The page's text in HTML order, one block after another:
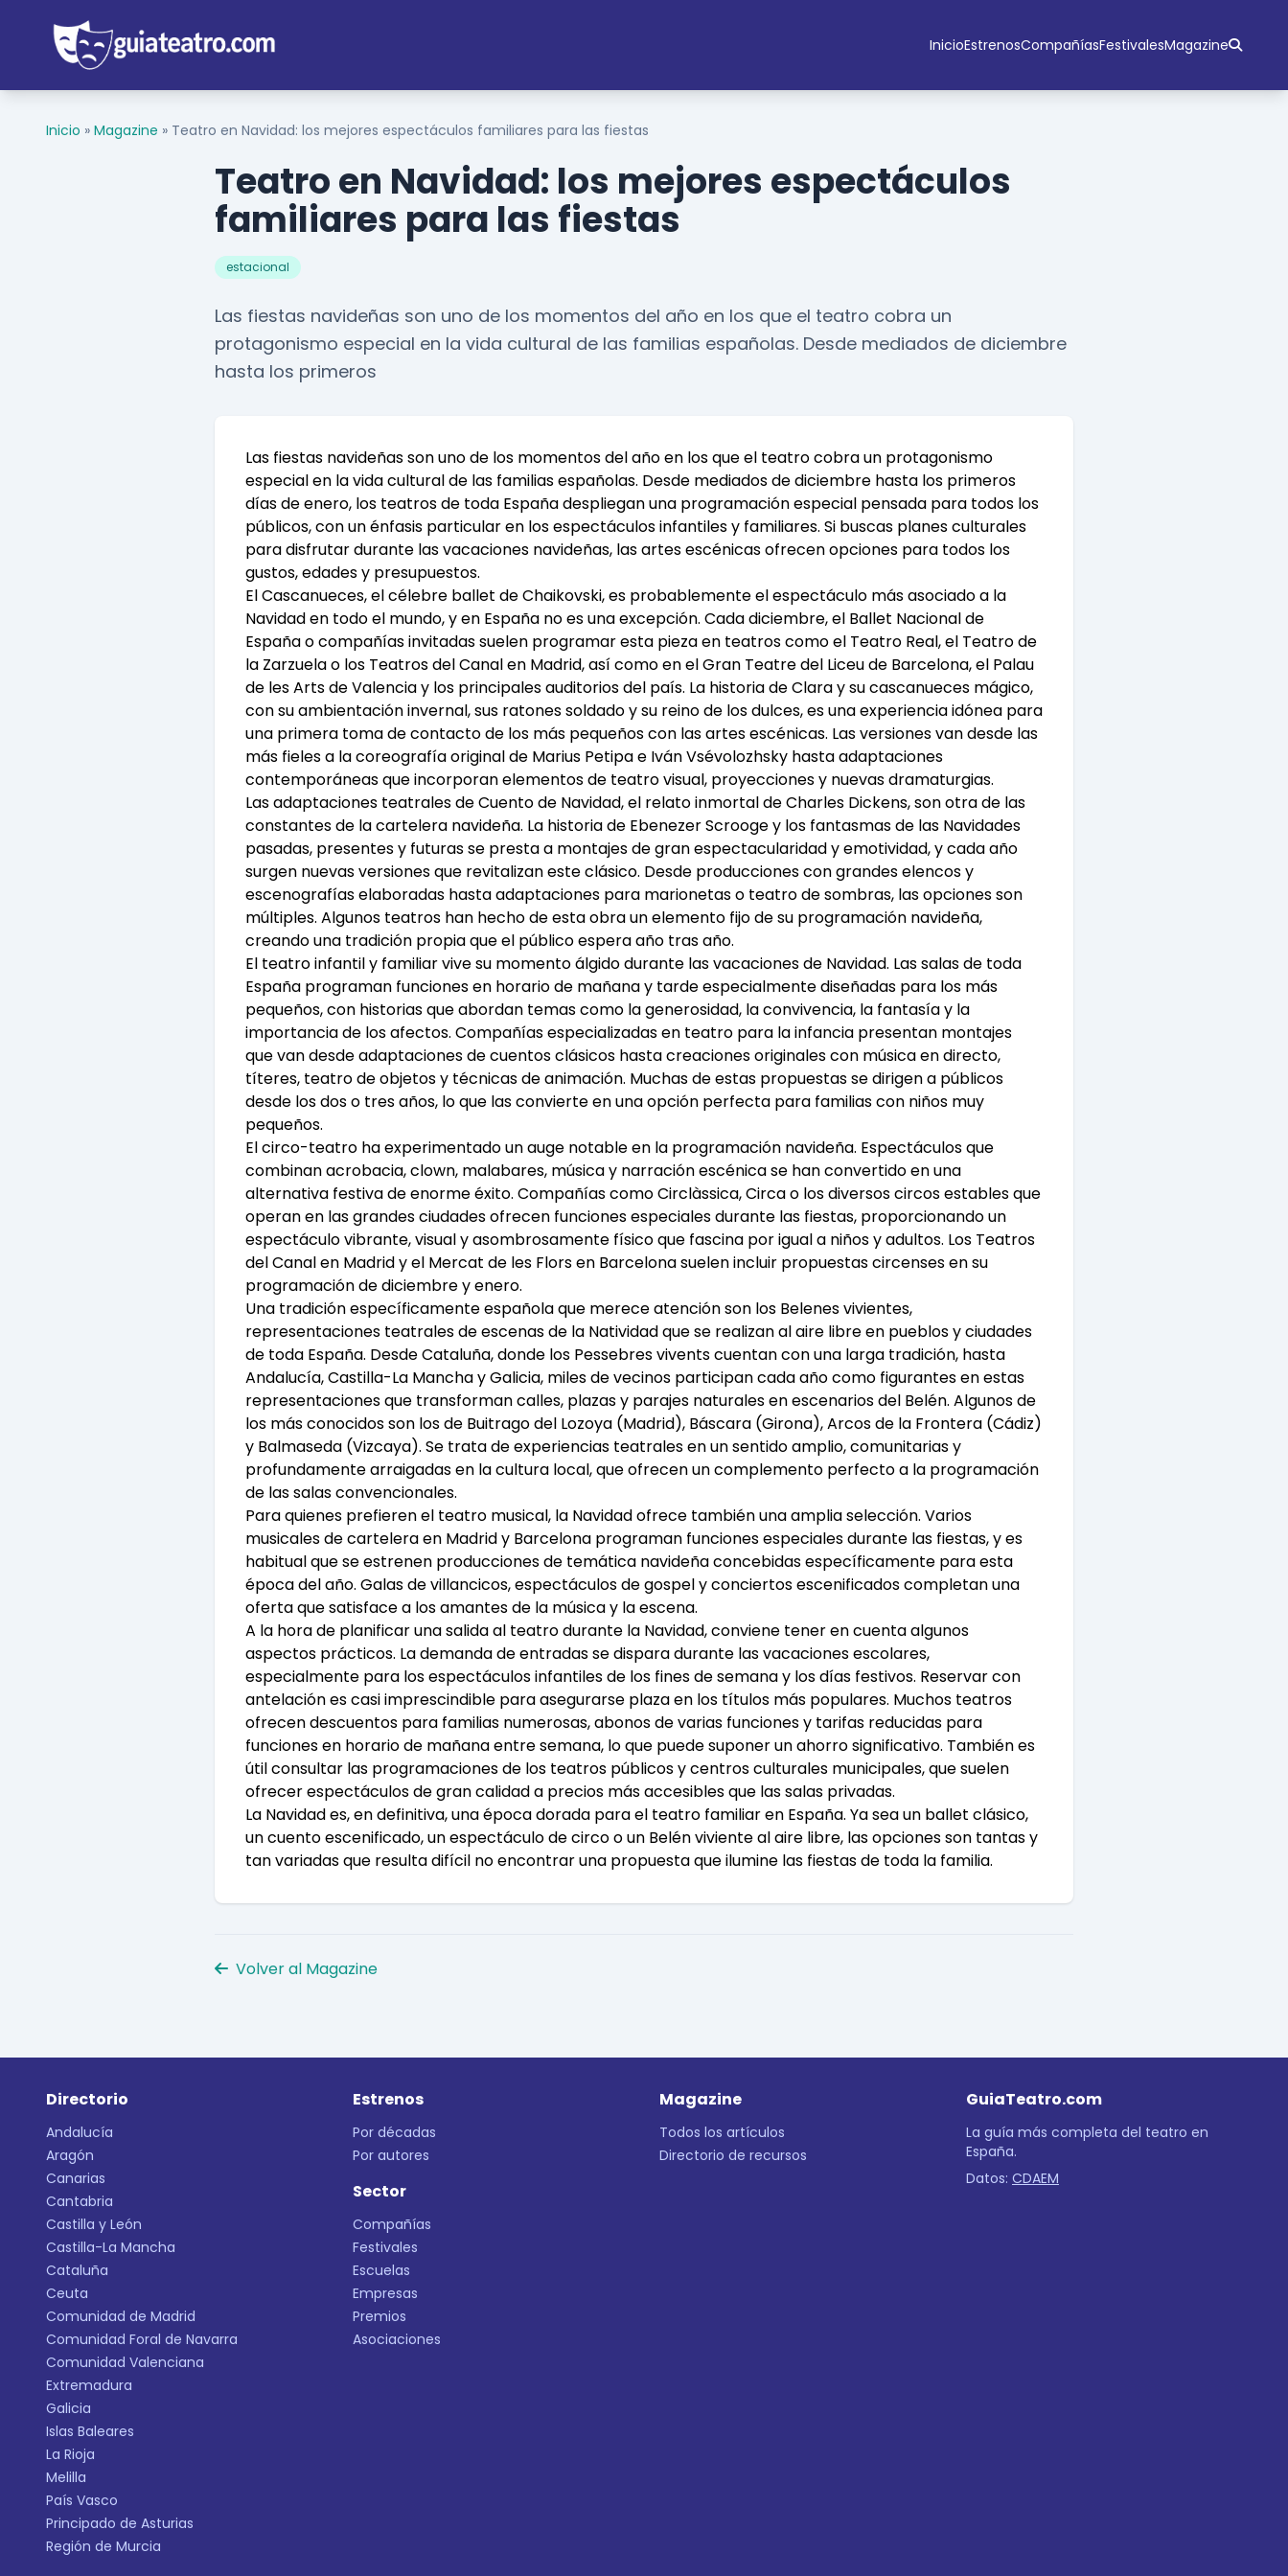
InicioEstrenosCompañíasFestivalesMagazine
Inicio » Magazine » Teatro en Navidad: los mejores espectáculos familiares para las fiestas
Teatro en Navidad: los mejores espectáculos
familiares para las fiestas
estacional
Las fiestas navideñas son uno de los momentos del año en los que el teatro cobra un
protagonismo especial en la vida cultural de las familias españolas. Desde mediados de diciembre
hasta los primeros
Las fiestas navideñas son uno de los momentos del año en los que el teatro cobra un protagonismo
especial en la vida cultural de las familias españolas. Desde mediados de diciembre hasta los primeros
días de enero, los teatros de toda España despliegan una programación especial pensada para todos los
públicos, con un énfasis particular en los espectáculos infantiles y familiares. Si buscas planes culturales
para disfrutar durante las vacaciones navideñas, las artes escénicas ofrecen opciones para todos los
gustos, edades y presupuestos.
El Cascanueces, el célebre ballet de Chaikovski, es probablemente el espectáculo más asociado a la
Navidad en todo el mundo, y en España no es una excepción. Cada diciembre, el Ballet Nacional de
España o compañías invitadas suelen programar esta pieza en teatros como el Teatro Real, el Teatro de
la Zarzuela o los Teatros del Canal en Madrid, así como en el Gran Teatre del Liceu de Barcelona, el Palau
de les Arts de Valencia y los principales auditorios del país. La historia de Clara y su cascanueces mágico,
con su ambientación invernal, sus ratones soldado y su reino de los dulces, es una experiencia idónea para
una primera toma de contacto de los más pequeños con las artes escénicas. Las versiones van desde las
más fieles a la coreografía original de Marius Petipa e Iván Vsévolozhsky hasta adaptaciones
contemporáneas que incorporan elementos de teatro visual, proyecciones y nuevas dramaturgias.
Las adaptaciones teatrales de Cuento de Navidad, el relato inmortal de Charles Dickens, son otra de las
constantes de la cartelera navideña. La historia de Ebenezer Scrooge y los fantasmas de las Navidades
pasadas, presentes y futuras se presta a montajes de gran espectacularidad y emotividad, y cada año
surgen nuevas versiones que revitalizan este clásico. Desde producciones con grandes elencos y
escenografías elaboradas hasta adaptaciones para marionetas o teatro de sombras, las opciones son
múltiples. Algunos teatros han hecho de esta obra un elemento fijo de su programación navideña,
creando una tradición propia que el público espera año tras año.
El teatro infantil y familiar vive su momento álgido durante las vacaciones de Navidad. Las salas de toda
España programan funciones en horario de mañana y tarde especialmente diseñadas para los más
pequeños, con historias que abordan temas como la generosidad, la convivencia, la fantasía y la
importancia de los afectos. Compañías especializadas en teatro para la infancia presentan montajes
que van desde adaptaciones de cuentos clásicos hasta creaciones originales con música en directo,
títeres, teatro de objetos y técnicas de animación. Muchas de estas propuestas se dirigen a públicos
desde los dos o tres años, lo que las convierte en una opción perfecta para familias con niños muy
pequeños.
El circo-teatro ha experimentado un auge notable en la programación navideña. Espectáculos que
combinan acrobacia, clown, malabares, música y narración escénica se han convertido en una
alternativa festiva de enorme éxito. Compañías como Circlàssica, Circa o los diversos circos estables que
operan en las grandes ciudades ofrecen funciones especiales durante las fiestas, proporcionando un
espectáculo vibrante, visual y asombrosamente físico que fascina por igual a niños y adultos. Los Teatros
del Canal en Madrid y el Mercat de les Flors en Barcelona suelen incluir propuestas circenses en su
programación de diciembre y enero.
Una tradición específicamente española que merece atención son los Belenes vivientes,
representaciones teatrales de escenas de la Natividad que se realizan al aire libre en pueblos y ciudades
de toda España. Desde Cataluña, donde los Pessebres vivents cuentan con una larga tradición, hasta
Andalucía, Castilla-La Mancha y Galicia, miles de vecinos participan cada año como figurantes en estas
representaciones que transforman calles, plazas y parajes naturales en escenarios del Belén. Algunos de
los más conocidos son los de Buitrago del Lozoya (Madrid), Báscara (Girona), Arcos de la Frontera (Cádiz)
y Balmaseda (Vizcaya). Se trata de experiencias teatrales en un sentido amplio, comunitarias y
profundamente arraigadas en la cultura local, que ofrecen un complemento perfecto a la programación
de las salas convencionales.
Para quienes prefieren el teatro musical, la Navidad ofrece también una amplia selección. Varios
musicales de cartelera en Madrid y Barcelona programan funciones especiales durante las fiestas, y es
habitual que se estrenen producciones de temática navideña concebidas específicamente para esta
época del año. Galas de villancicos, espectáculos de gospel y conciertos escenificados completan una
oferta que satisface a los amantes de la música y la escena.
A la hora de planificar una salida al teatro durante la Navidad, conviene tener en cuenta algunos
aspectos prácticos. La demanda de entradas se dispara durante las vacaciones escolares,
especialmente para los espectáculos infantiles de los fines de semana y los días festivos. Reservar con
antelación es casi imprescindible para asegurarse plaza en los títulos más populares. Muchos teatros
ofrecen descuentos para familias numerosas, abonos de varias funciones y tarifas reducidas para
funciones en horario de mañana entre semana, lo que puede suponer un ahorro significativo. También es
útil consultar las programaciones de los teatros públicos y centros culturales municipales, que suelen
ofrecer espectáculos de gran calidad a precios más accesibles que las salas privadas.
La Navidad es, en definitiva, una época dorada para el teatro familiar en España. Ya sea un ballet clásico,
un cuento escenificado, un espectáculo de circo o un Belén viviente al aire libre, las opciones son tantas y
tan variadas que resulta difícil no encontrar una propuesta que ilumine las fiestas de toda la familia.
Volver al Magazine
Directorio
Andalucía
Aragón
Canarias
Cantabria
Castilla y León
Castilla-La Mancha
Cataluña
Ceuta
Comunidad de Madrid
Comunidad Foral de Navarra
Comunidad Valenciana
Extremadura
Galicia
Islas Baleares
La Rioja
Melilla
País Vasco
Principado de Asturias
Región de Murcia
Estrenos
Por décadas
Por autores
Sector
Compañías
Festivales
Escuelas
Empresas
Premios
Asociaciones
Magazine
Todos los artículos
Directorio de recursos
GuiaTeatro.com
La guía más completa del teatro en
España.
Datos: CDAEM